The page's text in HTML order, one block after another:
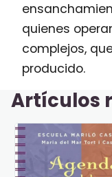
quienes
complejos,
producido.
Artículos